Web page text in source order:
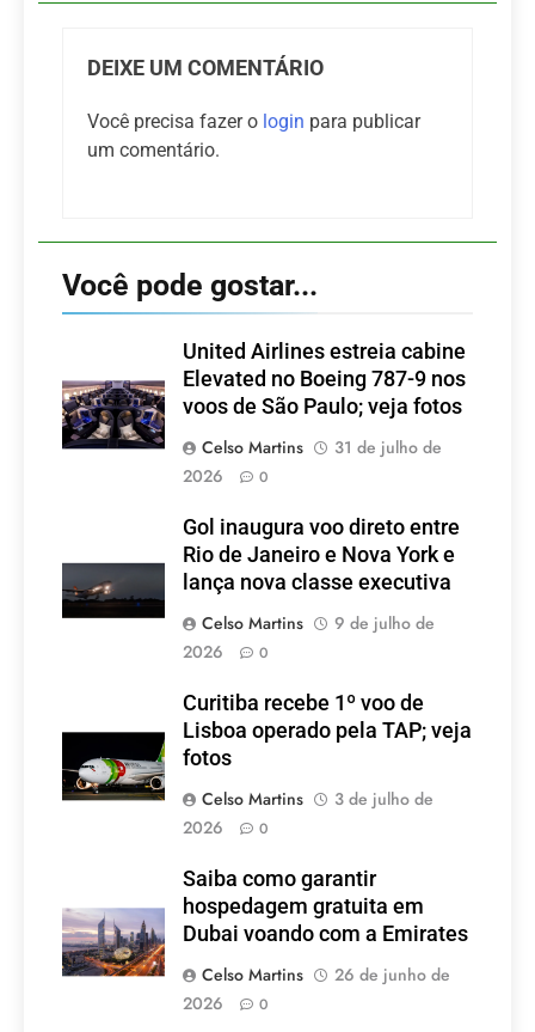
DEIXE UM COMENTÁRIO
Você precisa fazer o login para publicar
um comentário.
Você pode gostar...
United Airlines estreia cabine
Elevated no Boeing 787-9 nos
voos de São Paulo; veja fotos
Celso Martins
31 de julho de
2026
0
Gol inaugura voo direto entre
Rio de Janeiro e Nova York e
lança nova classe executiva
Celso Martins
9 de julho de
2026
0
Curitiba recebe 1º voo de
Lisboa operado pela TAP; veja
fotos
Celso Martins
3 de julho de
2026
0
Saiba como garantir
hospedagem gratuita em
Dubai voando com a Emirates
Celso Martins
26 de junho de
2026
0